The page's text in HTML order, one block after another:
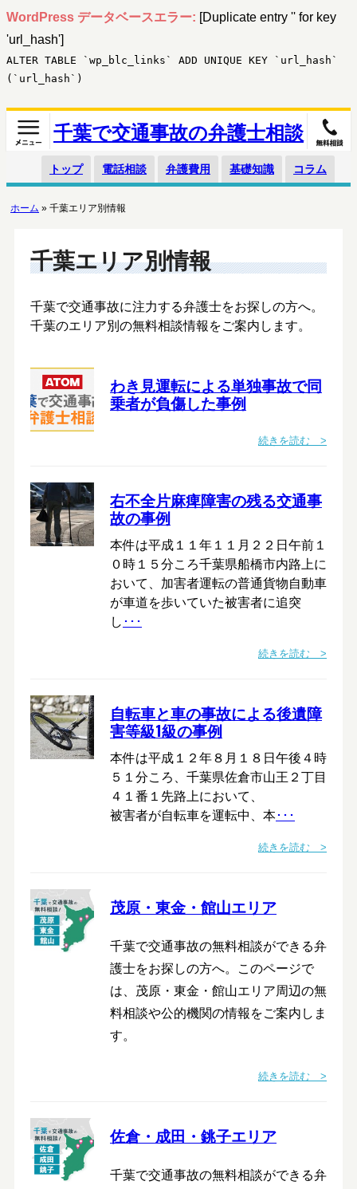
WordPress データベースエラー: [Duplicate entry '' for key
'url_hash']
ALTER TABLE `wp_blc_links` ADD UNIQUE KEY `url_hash`
(`url_hash`)
千葉で交通事故の弁護士相談
トップ 電話相談 弁護費用 基礎知識 コラム
ホーム » 千葉エリア別情報
千葉エリア別情報
千葉で交通事故に注力する弁護士をお探しの方へ。
千葉のエリア別の無料相談情報をご案内します。
わき見運転による単独事故で同
乗者が負傷した事例
続きを読む >
右不全片麻痺障害の残る交通事
故の事例
本件は平成１１年１１月２２日午前１
０時１５分ころ千葉県船橋市内路上に
おいて、加害者運転の普通貨物自動車
が車道を歩いていた被害者に追突
し ･･･
続きを読む >
自転車と車の事故による後遺障
害等級1級の事例
本件は平成１２年８月１８日午後４時
５１分ころ、千葉県佐倉市山王２丁目
４１番１先路上において、
被害者が自転車を運転中、本･･･
続きを読む >
茂原・東金・館山エリア
千葉で交通事故の無料相談ができる弁
護士をお探しの方へ。このページで
は、茂原・東金・館山エリア周辺の無
料相談や公的機関の情報をご案内しま
す。
続きを読む >
佐倉・成田・銚子エリア
千葉で交通事故の無料相談ができる弁